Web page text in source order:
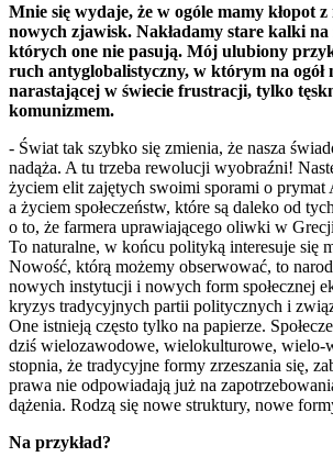
Mnie się wydaje, że w ogóle mamy kłopot
nowych zjawisk. Nakładamy stare kalki
których one nie pasują. Mój ulubiony
ruch antyglobalistyczny, w którym na ogół
narastającej w świecie frustracji, tylko
komunizmem.
- Świat tak szybko się zmienia, że nasza
nadąża. A tu trzeba rewolucji wyobraźni!
życiem elit zajętych swoimi sporami o prymat
a życiem społeczeństw, które są daleko od
o to, że farmera uprawiającego oliwki w
To naturalne, w końcu polityką interesuje się
Nowość, którą możemy obserwować, to
nowych instytucji i nowych form społecznej
kryzys tradycyjnych partii politycznych i
One istnieją często tylko na papierze.
dziś wielozawodowe, wielokulturowe, wielo-
stopnia, że tradycyjne formy zrzeszania się,
prawa nie odpowiadają już na
dążenia. Rodzą się nowe struktury, nowe
Na przykład?